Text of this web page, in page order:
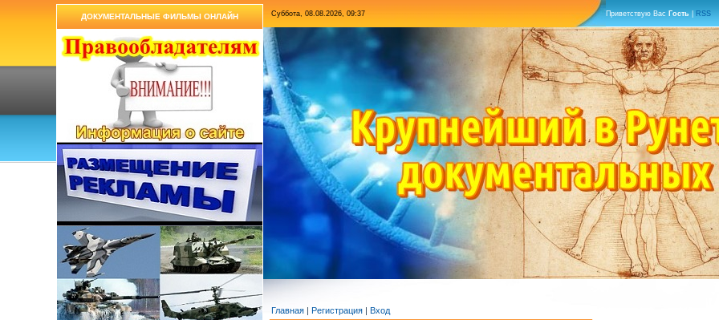
ДОКУМЕНТАЛЬНЫЕ ФИЛЬМЫ ОНЛАЙН Суббота, 08.08.2026, 09:37 Приветствую Вас Гость RSS
Главная | Регистрация | Вход